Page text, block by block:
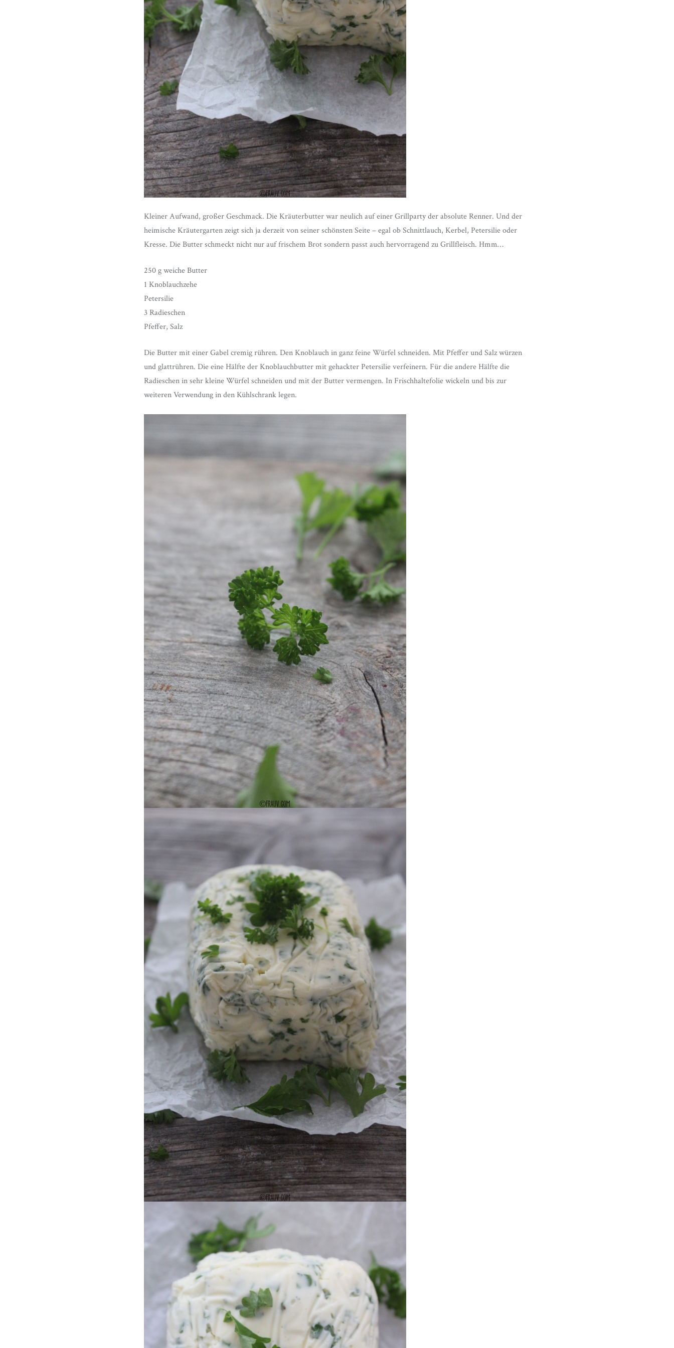
Kleiner Aufwand, großer Geschmack. Die Kräuterbutter war neulich auf einer Grillparty der absolute Renner. Und der
heimische Kräutergarten zeigt sich ja derzeit von seiner schönsten Seite – egal ob Schnittlauch, Kerbel, Petersilie oder
Kresse. Die Butter schmeckt nicht nur auf frischem Brot sondern passt auch hervorragend zu Grillfleisch. Hmm…
250 g weiche Butter
1 Knoblauchzehe
Petersilie
3 Radieschen
Pfeffer, Salz
Die Butter mit einer Gabel cremig rühren. Den Knoblauch in ganz feine Würfel schneiden. Mit Pfeffer und Salz würzen
und glattrühren. Die eine Hälfte der Knoblauchbutter mit gehackter Petersilie verfeinern. Für die andere Hälfte die
Radieschen in sehr kleine Würfel schneiden und mit der Butter vermengen. In Frischhaltefolie wickeln und bis zur
weiteren Verwendung in den Kühlschrank legen.